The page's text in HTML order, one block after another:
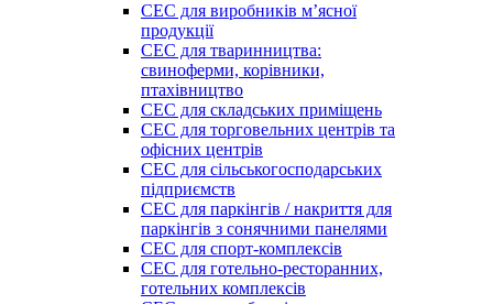
СЕС для виробників мʼясної
продукції
СЕС для тваринництва:
свиноферми, корівники,
птахівництво
СЕС для складських приміщень
СЕС для торговельних центрів та
офісних центрів
СЕС для сільськогосподарських
підприємств
СЕС для паркінгів / накриття для
паркінгів з сонячними панелями
СЕС для спорт-комплексів
СЕС для готельно-ресторанних,
готельних комплексів